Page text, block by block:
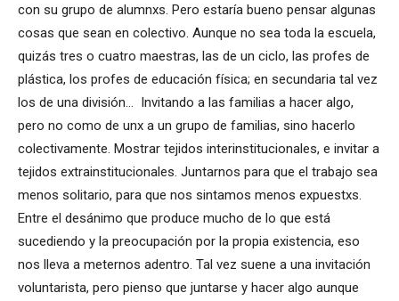
con su grupo de alumnxs. Pero estaría bueno pensar algunas
cosas que sean en colectivo. Aunque no sea toda la escuela,
quizás tres o cuatro maestras, las de un ciclo, las profes de
plástica, los profes de educación física; en secundaria tal vez
los de una división… Invitando a las familias a hacer algo,
pero no como de unx a un grupo de familias, sino hacerlo
colectivamente. Mostrar tejidos interinstitucionales, e invitar a
tejidos extrainstitucionales. Juntarnos para que el trabajo sea
menos solitario, para que nos sintamos menos expuestxs.
Entre el desánimo que produce mucho de lo que está
sucediendo y la preocupación por la propia existencia, eso
nos lleva a meternos adentro. Tal vez suene a una invitación
voluntarista, pero pienso que juntarse y hacer algo aunque